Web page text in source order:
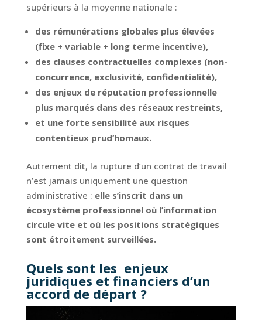
supérieurs à la moyenne nationale :
des rémunérations globales plus élevées
(fixe + variable + long terme incentive),
des clauses contractuelles complexes (non-
concurrence, exclusivité, confidentialité),
des enjeux de réputation professionnelle
plus marqués dans des réseaux restreints,
et une forte sensibilité aux risques
contentieux prud’homaux.
Autrement dit, la rupture d’un contrat de travail
n’est jamais uniquement une question
administrative : elle s’inscrit dans un
écosystème professionnel où l’information
circule vite et où les positions stratégiques
sont étroitement surveillées.
Quels sont les enjeux
juridiques et financiers d’un
accord de départ ?